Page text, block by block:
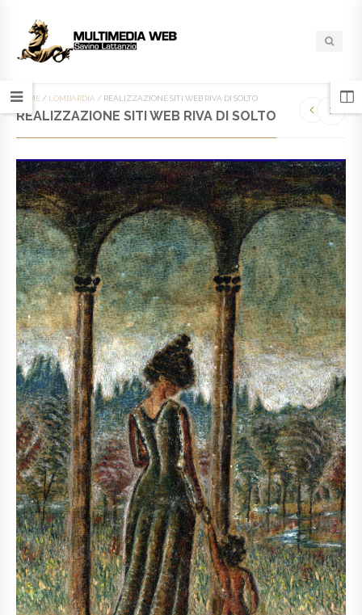
HOME / LOMBARDIA / REALIZZAZIONE SITI WEB RIVA DI SOLTO
REALIZZAZIONE SITI WEB RIVA DI SOLTO